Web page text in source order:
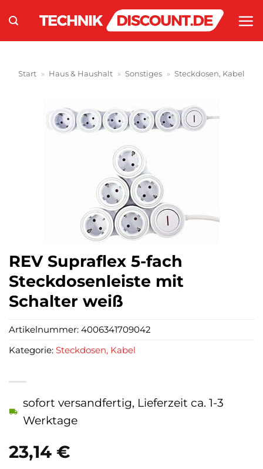
Inhalt
springen
Start » Haus & Haushalt » Sonstiges » Steckdosen, Kabel
REV Supraflex 5-fach
Steckdosenleiste mit
Schalter weiß
23,14 €
sofort versandfertig, Lieferzeit ca. 1-3
Werktage
Artikelnummer: 4006341709042
Kategorie: Steckdosen, Kabel